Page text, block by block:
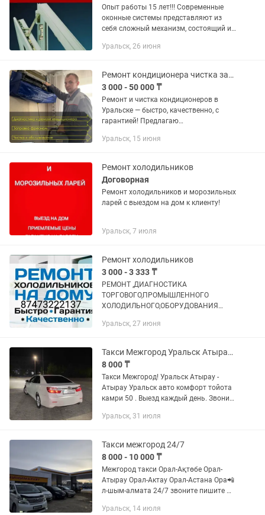
Опыт работы 15 лет!!! Современные
оконные системы представляют из
себя сложный механизм, состоящий из
створки окон провисают под
Уральск, 26 июня
Ремонт кондиционера чистка заправка
3 000 - 50 000 ₸
Ремонт и чистка кондиционеров в
Уральске — быстро, качественно, с
гарантией! Предлагаю
кондиционеров любых марок: Чистка
Заправка...
Уральск, 15 июня
Ремонт холодильников
Договорная
Ремонт холодильников и морозильных
ларей с выездом на дом к клиенту!
Уральск, 7 июля
Ремонт холодильников
3 000 - 3 333 ₸
РЕМОНТ ,ДИАГНОСТИКА
ТОРГОВОГО,ПРОМЫШЛЕННОГО
ХОЛОДИЛЬНОГО,ОБОРУДОВАНИЯ
холодильные камеры,бытовые
неполадки: Холодильник перестал...
Уральск, 27 июня
Такси Межгород Уральск Атырау - Атырау Уралськ
8 000 ₸
Такси Межгород! Уральск Атырау -
Атырау Уральск авто комфорт тойота
камри 50 . Выезд каждый день. Звоните
адреса до адреса .
Уральск, 31 июля
Такси межгород 24/7
8 000 - 10 000 ₸
Межгород такси Орал-Ақтөбе Орал-
Атырау Орал-Актау Орал-Астана Ора📲
л-шым-алмата 24/7 звоните пишите ✈️
Уральск, 14 июля